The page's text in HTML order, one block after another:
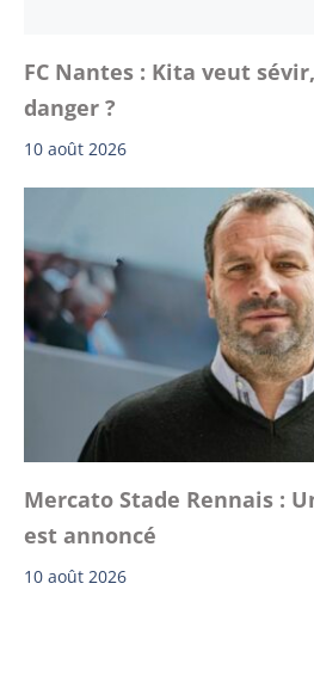
FC Nantes : Kita veut
danger ?
10 août 2026
Mercato Stade Rennais :
est annoncé
10 août 2026